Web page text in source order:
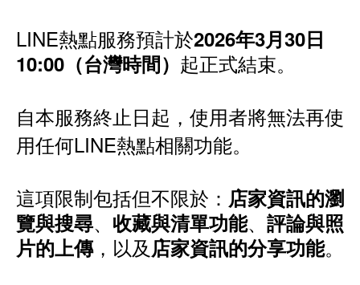
LINE熱點服務預計於2026年3月30日
10:00（台灣時間） 起正式結束。
自本服務終止日起，使用者將無法再使
用任何LINE熱點相關功能。
這項限制包括但不限於： 店家資訊的瀏
覽與搜尋、 收藏與清單功能、 評論與照
片的上傳，以及店家資訊的分享功能。